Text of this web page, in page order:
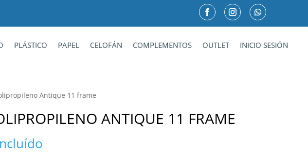
PLÁSTICO PAPEL CELOFÁN COMPLEMENTOS OUTLET INICIO SESIÓN
Antique 11 frame
ANTIQUE 11 FRAME